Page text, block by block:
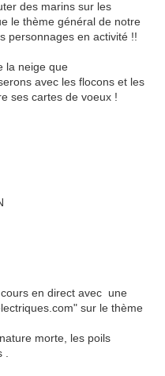
des marins sur les
le thème général de notre
personnages en activité !!
la neige que
avec les flocons et les
ses cartes de voeux !
en direct avec une
sur le thème
morte, les poils